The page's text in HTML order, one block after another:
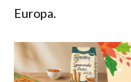
Europa.